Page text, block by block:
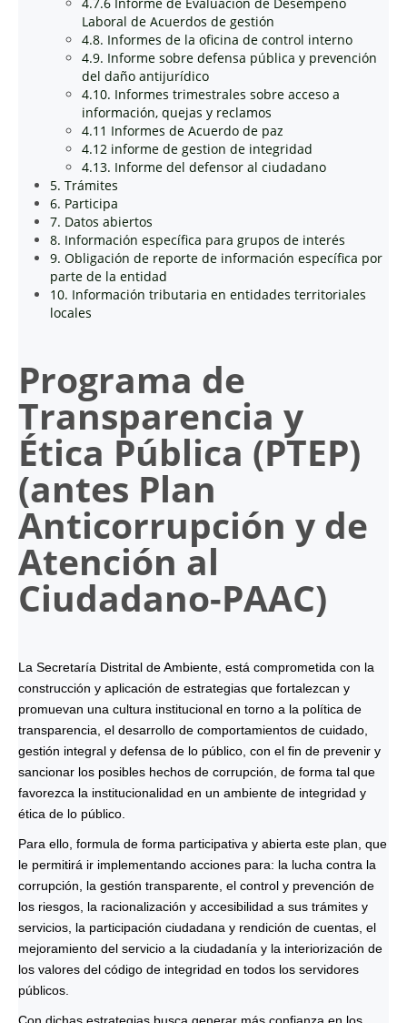
Laboral de Acuerdos de gestión
4.8. Informes de la oficina de control interno
4.9. Informe sobre defensa pública y prevención
del daño antijurídico
4.10. Informes trimestrales sobre acceso a
información, quejas y reclamos
4.11 Informes de Acuerdo de paz
4.12 informe de gestion de integridad
4.13. Informe del defensor al ciudadano
5. Trámites
6. Participa
7. Datos abiertos
8. Información específica para grupos de interés
9. Obligación de reporte de información específica por
parte de la entidad
10. Información tributaria en entidades territoriales
locales
Programa de
Transparencia y
Ética Pública (PTEP)
(antes Plan
Anticorrupción y de
Atención al
Ciudadano-PAAC)
La Secretaría Distrital de Ambiente, está comprometida con la
construcción y aplicación de estrategias que fortalezcan y
promuevan una cultura institucional en torno a la política de
transparencia, el desarrollo de comportamientos de cuidado,
gestión integral y defensa de lo público, con el fin de prevenir y
sancionar los posibles hechos de corrupción, de forma tal que
favorezca la institucionalidad en un ambiente de integridad y
ética de lo público.
Para ello, formula de forma participativa y abierta este plan, que
le permitirá ir implementando acciones para: la lucha contra la
corrupción, la gestión transparente, el control y prevención de
los riesgos, la racionalización y accesibilidad a sus trámites y
servicios, la participación ciudadana y rendición de cuentas, el
mejoramiento del servicio a la ciudadanía y la interiorización de
los valores del código de integridad en todos los servidores
públicos.
Con dichas estrategias busca generar más confianza en los